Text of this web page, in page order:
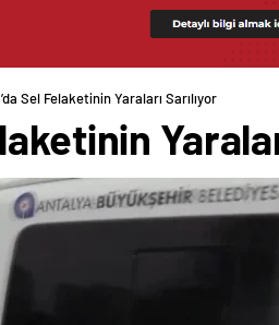
Sel Felaketinin Yaraları Sarılıyor